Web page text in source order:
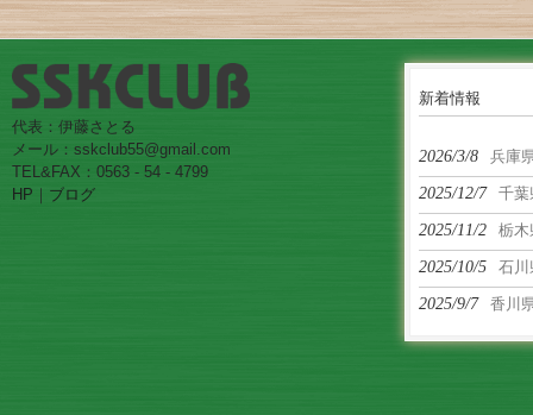
代表：伊藤さとる
メール：sskclub55@gmail.com
TEL&FAX：0563 - 54 - 4799
HP
ブログ
新着情報
2026/3/8 兵庫
2025/12/7 千葉
2025/11/2 栃木
2025/10/5 石川
2025/9/7 香川